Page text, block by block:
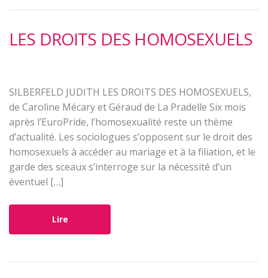
LES DROITS DES HOMOSEXUELS
SILBERFELD JUDITH LES DROITS DES HOMOSEXUELS,
de Caroline Mécary et Géraud de La Pradelle Six mois
après l’EuroPride, l’homosexualité reste un thème
d’actualité. Les sociologues s’opposent sur le droit des
homosexuels à accéder au mariage et à la filiation, et le
garde des sceaux s’interroge sur la nécessité d’un
éventuel […]
Lire